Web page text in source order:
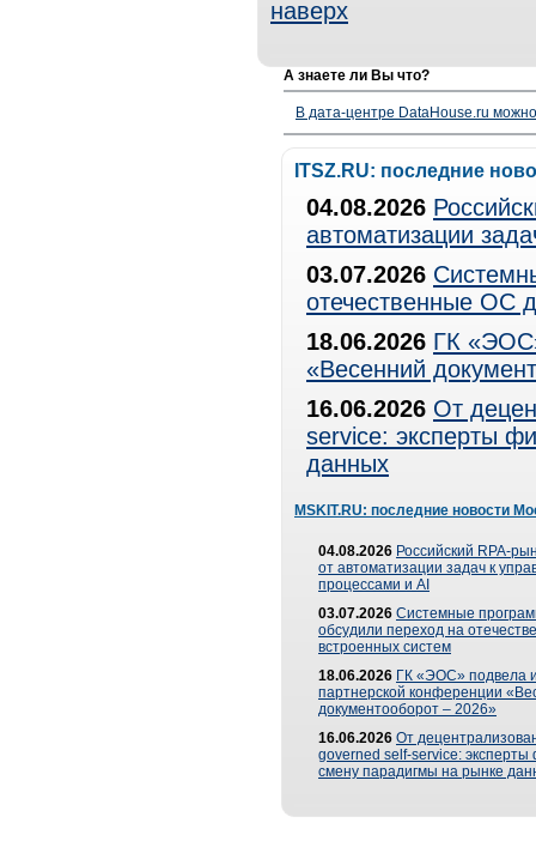
наверх
А знаете ли Вы что?
В дата-центре DataHouse.ru
ITSZ.RU: последние
04.08.2026
автоматизации
03.07.2026
отечественные ОС
18.06.2026 ГК
«Весенний
16.06.2026 От
service: эксперты
данных
MSKIT.RU: последние новости
04.08.2026 Российский RPA-
от автоматизации задач к
процессами и AI
03.07.2026 Системные
обсудили переход на
встроенных систем
18.06.2026 ГК «ЭОС» подвела
партнерской конференции
документооборот – 2026»
16.06.2026 От
governed self-service: эксперты
смену парадигмы на рынке